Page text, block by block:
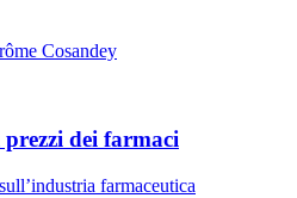
Cosandey
dei farmaci
farmaceutica